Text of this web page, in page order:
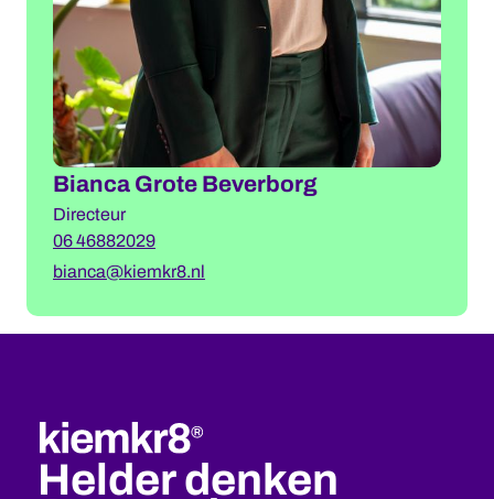
Bianca Grote Beverborg
Directeur
06 46882029
bianca@kiemkr8.nl
Helder denken